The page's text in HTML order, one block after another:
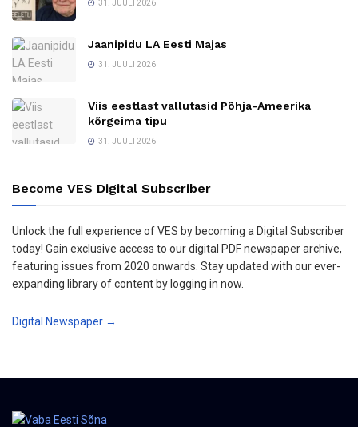
31. JUULI 2026
Jaanipidu LA Eesti Majas
31. JUULI 2026
Viis eestlast vallutasid Põhja-Ameerika
kõrgeima tipu
31. JUULI 2026
Become VES Digital Subscriber
Unlock the full experience of VES by becoming a Digital Subscriber
today! Gain exclusive access to our digital PDF newspaper archive,
featuring issues from 2020 onwards. Stay updated with our ever-
expanding library of content by logging in now.
Digital Newspaper →